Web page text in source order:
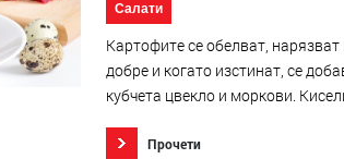
Салати
Картофите се обелват,
добре и когато изстинат, се
кубчета цвекло и моркови.
Прочети